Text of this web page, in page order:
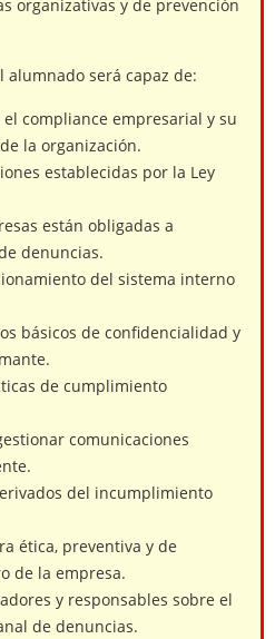
organizativas y de prevención
será capaz de:
compliance empresarial y su
la organización.
establecidas por la Ley
están obligadas a
denuncias.
del sistema interno
básicos de confidencialidad y
de cumplimiento
comunicaciones
del incumplimiento
ética, preventiva y de
de la empresa.
y responsables sobre el
de denuncias.